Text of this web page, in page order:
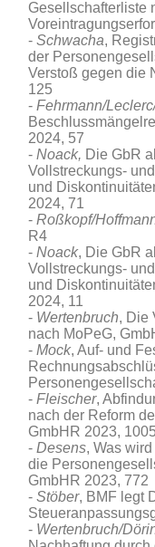
Gesellschafterliste
Schwacha,
der
Verstoß gegen die
125
Fehrmann/
2024, 57
Noack, Die GbR
Vollstreckungs-
und
2024, 71
Roßkopf/
R4
Noack, Die GbR
Vollstreckungs-
und
2024, 11
Wertenbruch, Die
nach MoPeG,
Mock, Auf- und
Fleischer,
nach der Reform
GmbHR 2023,
Desens, Was
die
GmbHR 2023, 772
Stöber, BMF legt
Wertenbruch/